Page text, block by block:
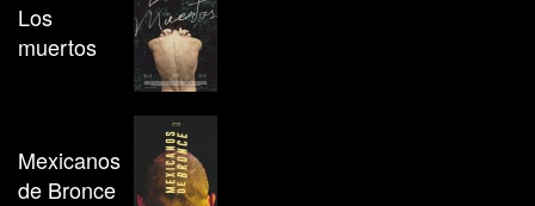
Los
muertos
Mexicanos
de Bronce